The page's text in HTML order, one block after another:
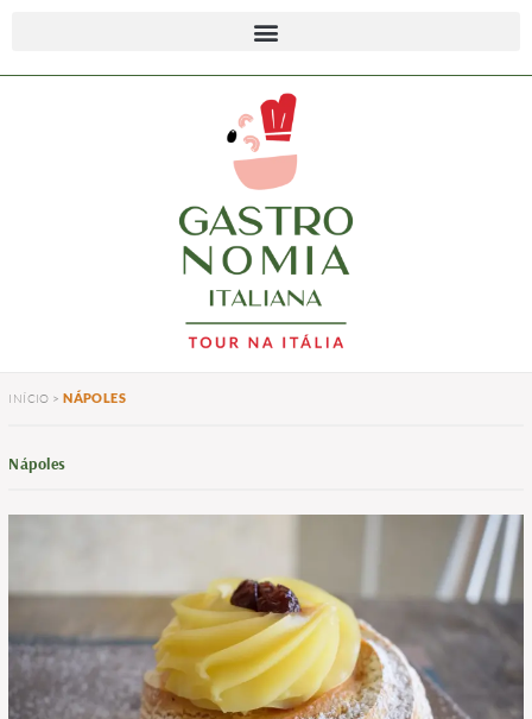
INÍCIO >NÁPOLES
Nápoles